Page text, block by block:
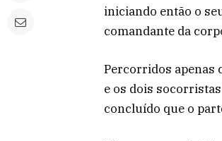
iniciando então o
comandante da
Percorridos apenas
e os dois
concluído que o